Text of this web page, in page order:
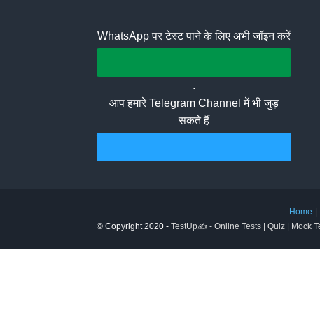
WhatsApp पर टेस्ट पाने के लिए अभी जॉइन करें
.
आप हमारे Telegram Channel में भी जुड़
सकते हैं
Home
© Copyright 2020 - TestUp✍️ - Online Tests | Quiz | Mock